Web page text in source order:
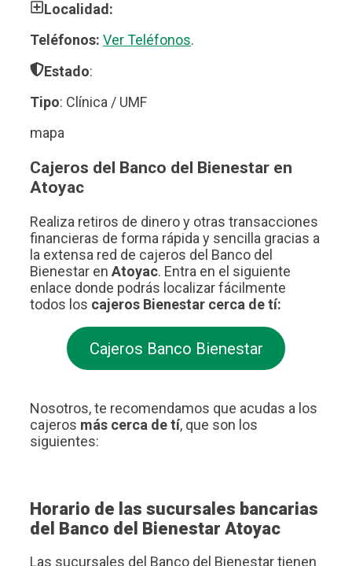
Localidad:
Teléfonos: Ver Teléfonos.
Estado:
Tipo: Clínica / UMF
mapa
Cajeros del Banco del Bienestar en
Atoyac
Realiza retiros de dinero y otras transacciones
financieras de forma rápida y sencilla gracias a
la extensa red de cajeros del Banco del
Bienestar en Atoyac. Entra en el siguiente
enlace donde podrás localizar fácilmente
todos los cajeros Bienestar cerca de tí:
Cajeros Banco Bienestar
Nosotros, te recomendamos que acudas a los
cajeros más cerca de tí, que son los
siguientes:
Horario de las sucursales bancarias
del Banco del Bienestar Atoyac
Las sucursales del Banco del Bienestar tienen